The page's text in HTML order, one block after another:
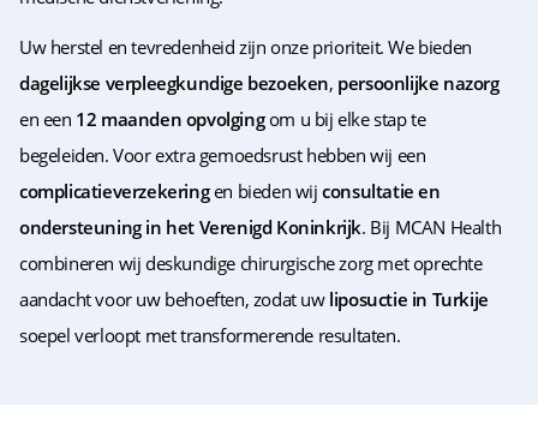
Uw herstel en tevredenheid zijn onze prioriteit. We bieden
dagelijkse verpleegkundige bezoeken, persoonlijke nazorg
en een 12 maanden opvolgingom u bij elke stap te
begeleiden. Voor extra gemoedsrust hebben wij een
complicatieverzekeringen bieden wijconsultatie en
ondersteuning in het Verenigd Koninkrijk. Bij MCAN Health
combineren wij deskundige chirurgische zorg met oprechte
aandacht voor uw behoeften, zodat uw liposuctie in Turkije
soepel verloopt met transformerende resultaten.